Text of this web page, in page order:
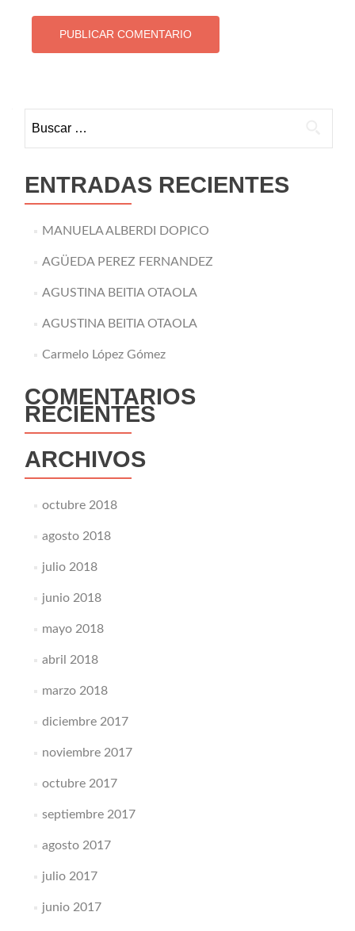
ENTRADAS RECIENTES
MANUELA ALBERDI DOPICO
AGÜEDA PEREZ FERNANDEZ
AGUSTINA BEITIA OTAOLA
AGUSTINA BEITIA OTAOLA
Carmelo López Gómez
COMENTARIOS
RECIENTES
ARCHIVOS
octubre 2018
agosto 2018
julio 2018
junio 2018
mayo 2018
abril 2018
marzo 2018
diciembre 2017
noviembre 2017
octubre 2017
septiembre 2017
agosto 2017
julio 2017
junio 2017